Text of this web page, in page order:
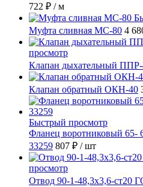
722 ₽ / м
Муфта сливная МС-80 4
просмотр
Клапан дыхательный
Клапан обратный ОКН-40
Быстрый просмотр
Фланец воротниковый
33259 807 ₽ / шт
просмотр
Отвод 90-1-48,3х3,6-ст20